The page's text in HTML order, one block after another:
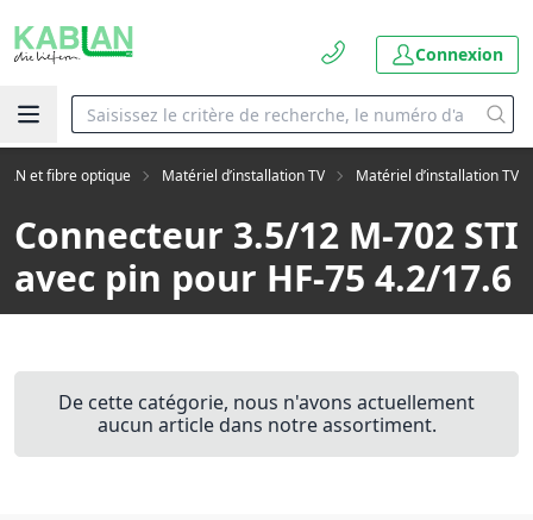
Connexion
LAN et fibre optique Matériel d’installation TV Matériel d’installation TV
Connecteur 3.5/12 M-702 STI
avec pin pour HF-75 4.2/17.6
De cette catégorie, nous n'avons actuellement
aucun article dans notre assortiment.